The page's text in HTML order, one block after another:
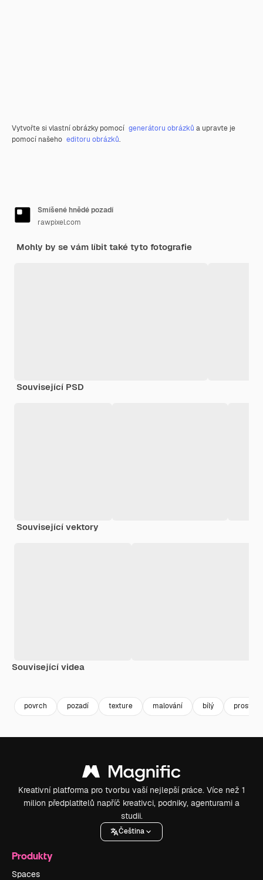
Vytvořte si vlastní obrázky pomocí generátoru obrázků a upravte je
pomocí našeho editoru obrázků.
Smíšené hnědé pozadí
rawpixel.com
Mohly by se vám líbit také tyto fotografie
Související PSD
Související vektory
Související videa
povrch pozadí texture malování bílý prostor
Kreativní platforma pro tvorbu vaší nejlepší práce. Více než 1
milion předplatitelů napříč kreativci, podniky, agenturami a
studii.
Čeština
Produkty
Spaces